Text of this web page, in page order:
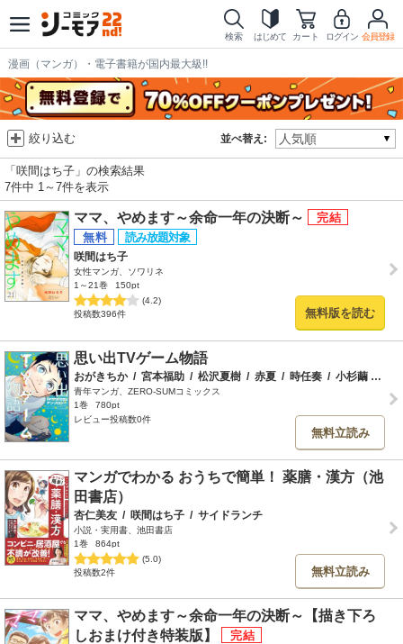
検索 はじめて カート ログイン 会員登録
漫画（マンガ）・電子書籍が国内最大級!!
並べ替え:
絞り込む
「咲間はち子」の検索結果
7件中 1～7件を表示
ママ、やめます～余命一年の決断～
咲間はち子
女性マンガ、ソワリネ
1～21巻
150pt
(4.2)
投稿数396件
無料版を読む
思い出TVゲーム物語
おがきちか / 宮本福助 / 松沢夏樹 / 赤夏 / 時任奏 / 小杉繭 / タ
青年マンガ、ZERO-SUMコミックス
1巻
780pt
レビュー投稿数0件
無料立読み
マンガでわかる おうちで簡単！ 薬膳・漢方（池
田書店）
杏仁美友 / 咲間はち子 / サイドランチ
小説・実用書、池田書店
1巻
864pt
(5.0)
投稿数2件
無料立読み
ママ、やめます～余命一年の決断～【描き下ろ
しおまけ付き特装版】